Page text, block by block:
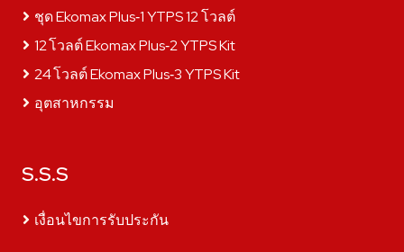
ชุด Ekomax Plus‑1 YTPS 12 โวลต์
12 โวลต์ Ekomax Plus‑2 YTPS Kit
24 โวลต์ Ekomax Plus‑3 YTPS Kit
อุตสาหกรรม
S.S.S
เงื่อนไขการรับประกัน